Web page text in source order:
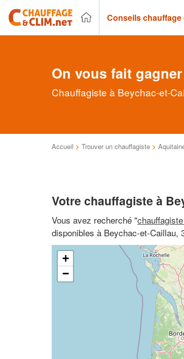
Conseils chauffage
On vous fait
Chauffagiste à Beychac-et-
Accueil > Trouver un chauffagiste >
Votre chauffagiste à
Vous avez recherché "
disponibles à Beychac-et-Caillau,
+
−